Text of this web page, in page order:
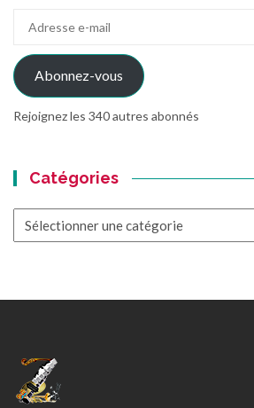
mail
Abonnez-vous
Rejoignez les 340 autres abonnés
Catégories